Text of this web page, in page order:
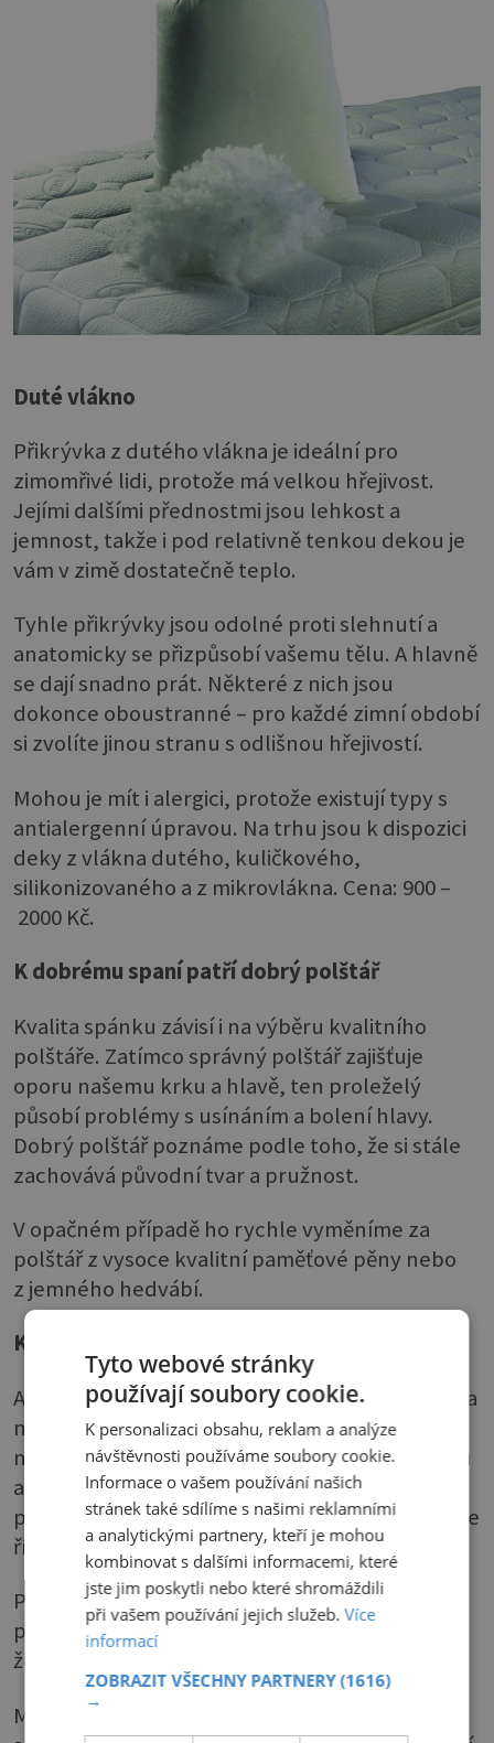
Duté vlákno
Přikrývka z dutého vlákna je ideální pro
zimomřivé lidi, protože má velkou hřejivost.
Jejími dalšími přednostmi jsou lehkost a
jemnost, takže i pod relativně tenkou dekou je
vám v zimě dostatečně teplo.
Tyhle přikrývky jsou odolné proti slehnutí a
anatomicky se přizpůsobí vašemu tělu. A hlavně
se dají snadno prát. Některé z nich jsou
dokonce oboustranné – pro každé zimní období
si zvolíte jinou stranu s odlišnou hřejivostí.
Mohou je mít i alergici, protože existují typy s
antialergenní úpravou. Na trhu jsou k dispozici
deky z vlákna dutého, kuličkového,
silikonizovaného a z mikrovlákna. Cena: 900 –
2000 Kč.
K dobrému spaní patří dobrý polštář
Kvalita spánku závisí i na výběru kvalitního
polštáře. Zatímco správný polštář zajišťuje
oporu našemu krku a hlavě, ten proleželý
působí problémy s usínáním a bolení hlavy.
Dobrý polštář poznáme podle toho, že si stále
zachovává původní tvar a pružnost.
V opačném případě ho rychle vyměníme za
polštář z vysoce kvalitní paměťové pěny nebo
z jemného hedvábí.
Kabátek pro ložní soupravu
Aby se peřina a polštář neničily, pořizujeme si na
ně ložní povlečení. Nejžádanějším a
nejvhodnějším materiálem je bavlna. Při výběru
ale dávejte pozor na její jakost. Nekvalitní se
pozná tak, že povrch je hrubý na omak a látka je
řídká.
Povlečení utkané z nejkvalitnějších přízí má
povrch hladký, jemný a při praní drží tvar, tzn.
že jeho životnost je podstatně delší.
Módní trendy nám diktují, aby povlečení ladilo
Tyto webové stránky
používají soubory cookie.
K personalizaci obsahu, reklam a analýze
návštěvnosti používáme soubory cookie.
Informace o vašem používání našich
stránek také sdílíme s našimi reklamními
a analytickými partnery, kteří je mohou
kombinovat s dalšími informacemi, které
jste jim poskytli nebo které shromáždili
při vašem používání jejich služeb.Více
informací
ZOBRAZIT VŠECHNY PARTNERY(1616)
→